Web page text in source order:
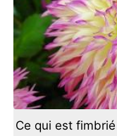
Ce qui est